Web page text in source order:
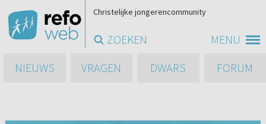
MENU
Christelijke jongerencommunity
ZOEKEN
NIEUWS
VRAGEN DWARS FORUM